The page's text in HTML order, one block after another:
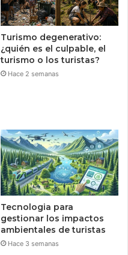
Turismo degenerativo:
¿quién es el culpable, el
turismo o los turistas?
Hace 2 semanas
Tecnologia para
gestionar los impactos
ambientales de turistas
Hace 3 semanas